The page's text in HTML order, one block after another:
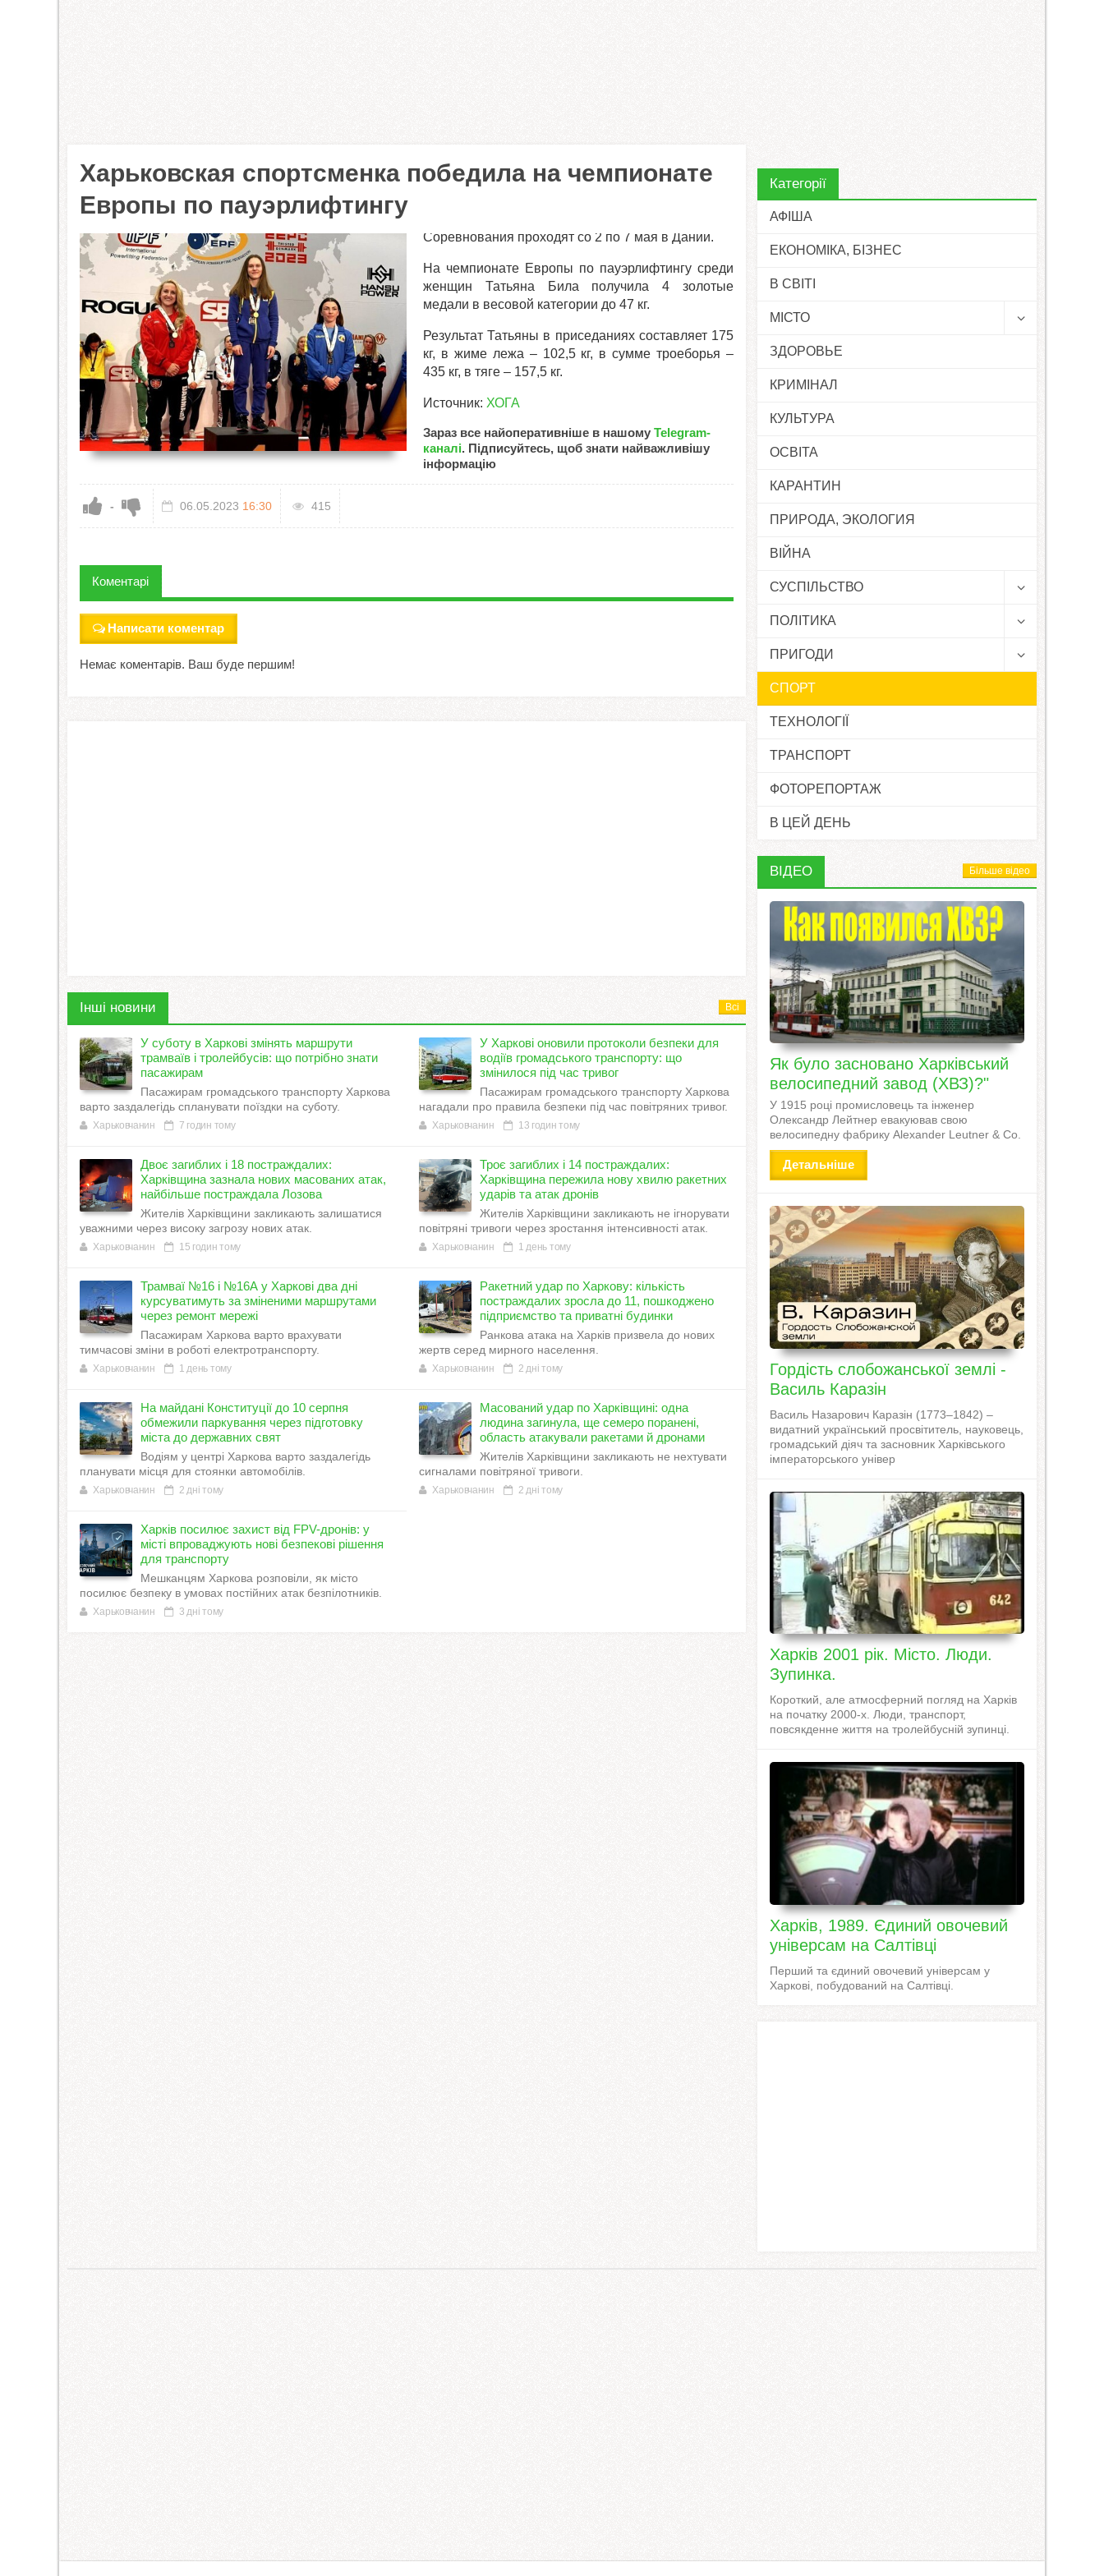
Харьковская спортсменка победила на чемпионате
Европы по пауэрлифтингу
Соревнования проходят со 2 по 7 мая в Дании.
На чемпионате Европы по пауэрлифтингу среди
женщин Татьяна Била получила 4 золотые
медали в весовой категории до 47 кг.
Результат Татьяны в приседаниях составляет 175
кг, в жиме лежа – 102,5 кг, в сумме троеборья –
435 кг, в тяге – 157,5 кг.
Источник: ХОГА
Зараз все найоперативніше в нашому Telegram-
каналі. Підписуйтесь, щоб знати найважливішу
інформацію
- 06.05.2023 16:30 415
Коментарі
Написати коментар
Немає коментарів. Ваш буде першим!
Інші новини Всі
У суботу в Харкові змінять маршрути
трамваїв і тролейбусів: що потрібно знати
пасажирам
Пасажирам громадського транспорту Харкова
варто заздалегідь спланувати поїздки на суботу.
Харьковчанин 7 годин тому
У Харкові оновили протоколи безпеки для
водіїв громадського транспорту: що
змінилося під час тривог
Пасажирам громадського транспорту Харкова
нагадали про правила безпеки під час повітряних тривог.
Харьковчанин 13 годин тому
Двоє загиблих і 18 постраждалих:
Харківщина зазнала нових масованих атак,
найбільше постраждала Лозова
Жителів Харківщини закликають залишатися
уважними через високу загрозу нових атак.
Харьковчанин 15 годин тому
Троє загиблих і 14 постраждалих:
Харківщина пережила нову хвилю ракетних
ударів та атак дронів
Жителів Харківщини закликають не ігнорувати
повітряні тривоги через зростання інтенсивності атак.
Харьковчанин 1 день тому
Трамваї №16 і №16А у Харкові два дні
курсуватимуть за зміненими маршрутами
через ремонт мережі
Пасажирам Харкова варто врахувати
тимчасові зміни в роботі електротранспорту.
Харьковчанин 1 день тому
Ракетний удар по Харкову: кількість
постраждалих зросла до 11, пошкоджено
підприємство та приватні будинки
Ранкова атака на Харків призвела до нових
жертв серед мирного населення.
Харьковчанин 2 дні тому
На майдані Конституції до 10 серпня
обмежили паркування через підготовку
міста до державних свят
Водіям у центрі Харкова варто заздалегідь
планувати місця для стоянки автомобілів.
Харьковчанин 2 дні тому
Масований удар по Харківщині: одна
людина загинула, ще семеро поранені,
область атакували ракетами й дронами
Жителів Харківщини закликають не нехтувати
сигналами повітряної тривоги.
Харьковчанин 2 дні тому
Харків посилює захист від FPV-дронів: у
місті впроваджують нові безпекові рішення
для транспорту
Мешканцям Харкова розповіли, як місто
посилює безпеку в умовах постійних атак безпілотників.
Харьковчанин 3 дні тому
Категорії
АФІША
ЕКОНОМІКА, БІЗНЕС
В СВІТІ
МІСТО
ЗДОРОВЬЕ
КРИМІНАЛ
КУЛЬТУРА
ОСВІТА
КАРАНТИН
ПРИРОДА, ЭКОЛОГИЯ
ВІЙНА
СУСПІЛЬСТВО
ПОЛІТИКА
ПРИГОДИ
СПОРТ
ТЕХНОЛОГІЇ
ТРАНСПОРТ
ФОТОРЕПОРТАЖ
В ЦЕЙ ДЕНЬ
ВІДЕО Більше відео
Як було засновано Харківський
велосипедний завод (ХВЗ)?"
У 1915 році промисловець та інженер
Олександр Лейтнер евакуював свою
велосипедну фабрику Alexander Leutner & Co.
Детальніше
Гордість слобожанської землі -
Василь Каразін
Василь Назарович Каразін (1773–1842) –
видатний український просвітитель, науковець,
громадський діяч та засновник Харківського
імператорського універ
Харків 2001 рік. Місто. Люди.
Зупинка.
Короткий, але атмосферний погляд на Харків
на початку 2000-х. Люди, транспорт,
повсякденне життя на тролейбусній зупинці.
Харків, 1989. Єдиний овочевий
універсам на Салтівці
Перший та єдиний овочевий універсам у
Харкові, побудований на Салтівці.